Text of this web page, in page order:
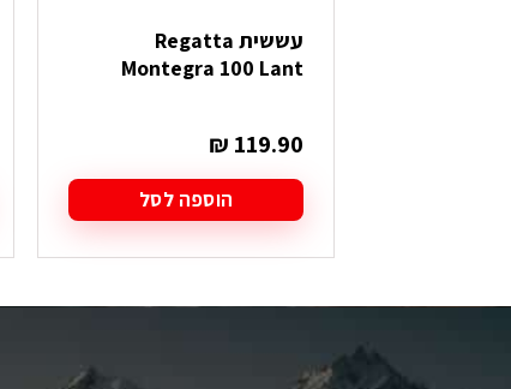
עששית Regatta
Montegra 100 Lant
₪ 119.90
הוספה לסל